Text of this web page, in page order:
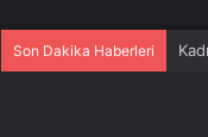
Son Dakika Haberleri